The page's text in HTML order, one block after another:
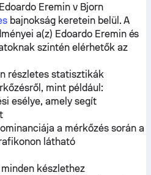
Edoardo Ereminv Bjorn
bajnokság keretein belül. A
a(z) Edoardo Ereminés
szintén elérhetők az
részletes statisztikák
mint például:
esélye, amely segít
a mérkőzés során a
látható
készlethez